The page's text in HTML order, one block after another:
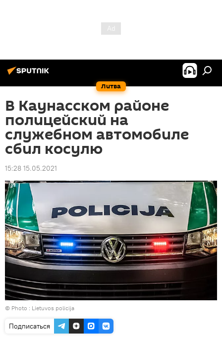
Литва
В Каунасском районе
полицейский на
служебном автомобиле
сбил косулю
15:28 15.05.2021
© Photo : Lietuvos policija
Подписаться